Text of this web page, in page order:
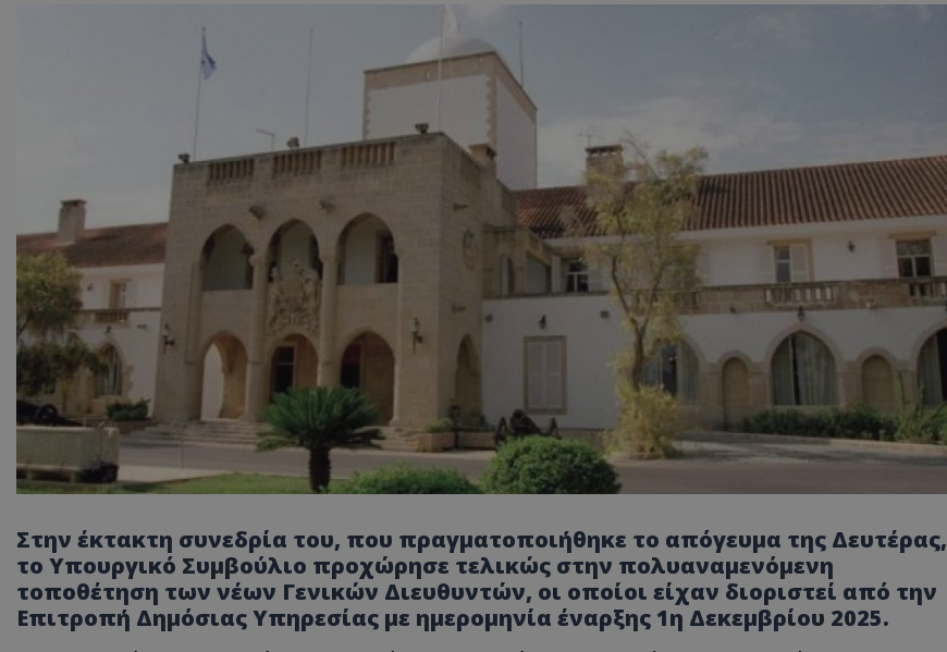
Στην έκτακτη συνεδρία του, που πραγματοποιήθηκε το απόγευμα της Δευτέρας,
το Υπουργικό Συμβούλιο προχώρησε τελικώς στην πολυαναμενόμενη
τοποθέτηση των νέων Γενικών Διευθυντών, οι οποίοι είχαν διοριστεί από την
Επιτροπή Δημόσιας Υπηρεσίας με ημερομηνία έναρξης 1η Δεκεμβρίου 2025.